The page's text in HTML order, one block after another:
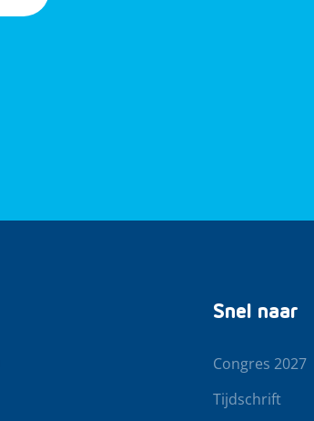
Snel naar
Congres 2027
Tijdschrift